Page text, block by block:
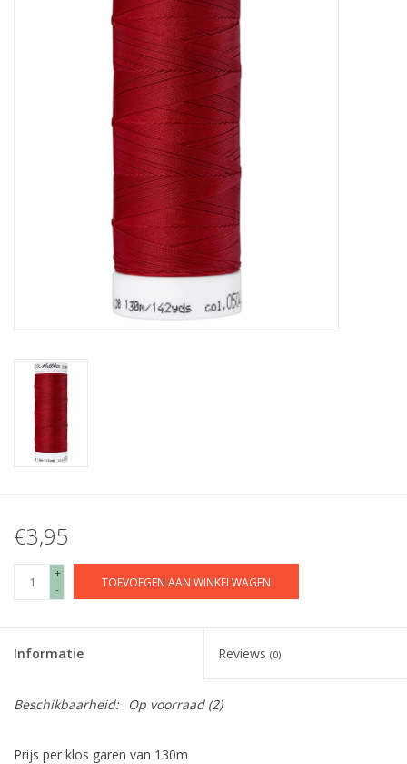
Studio Olive inspireert....
€3,95
+
-
TOEVOEGEN AAN WINKELWAGEN
Informatie Reviews (0)
Beschikbaarheid: Op voorraad(2)
Prijs per klos garen van 130m